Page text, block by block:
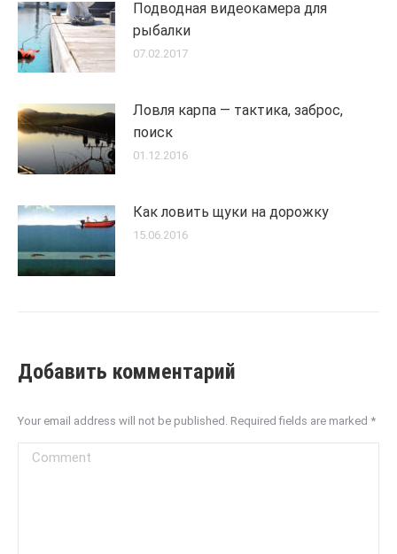
Подводная видеокамера для
рыбалки
07.02.2017
Ловля карпа — тактика, заброс,
поиск
01.12.2016
Как ловить щуки на дорожку
15.06.2016
Добавить комментарий
Your email address will not be published. Required fields are marked *
Comment